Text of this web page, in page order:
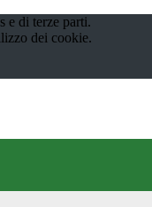
e di terze parti.
dei cookie.